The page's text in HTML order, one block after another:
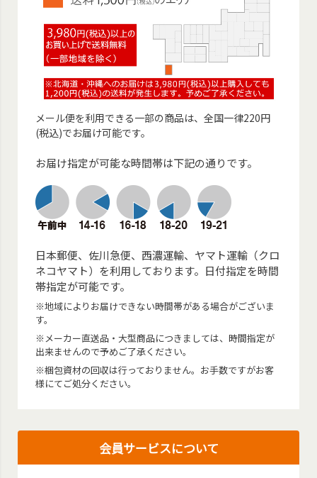
メール便を利用できる一部の商品は、全国一律220円
(税込)でお届け可能です。
お届け指定が可能な時間帯は下記の通りです。
日本郵便、佐川急便、西濃運輸、ヤマト運輸（クロ
ネコヤマト）を利用しております。日付指定を時間
帯指定が可能です。
※地域によりお届けできない時間帯がある場合がございま
す。
※メーカー直送品・大型商品につきましては、時間指定が
出来ませんので予めご了承ください。
※梱包資材の回収は行っておりません。お手数ですがお客
様にてご処分ください。
会員サービスについて